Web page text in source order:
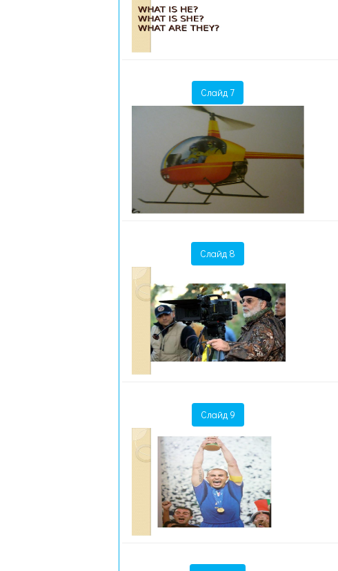
Слайд 7
Слайд 8
Слайд 9